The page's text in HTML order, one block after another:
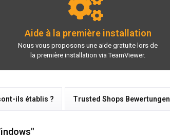
Aide à la première installation
Nous vous proposons une aide gratuite lors de
la première installation via TeamViewer.
ils établis ? Trusted Shops Bewertungen